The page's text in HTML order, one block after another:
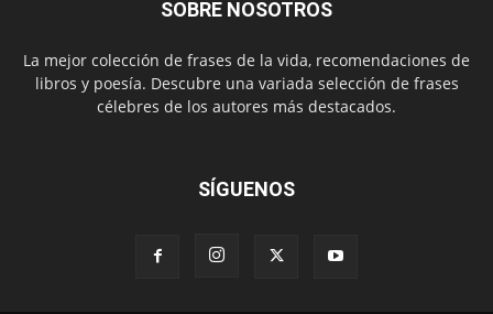
SOBRE NOSOTROS
La mejor colección de frases de la vida, recomendaciones de
libros y poesía. Descubre una variada selección de frases
célebres de los autores más destacados.
SÍGUENOS